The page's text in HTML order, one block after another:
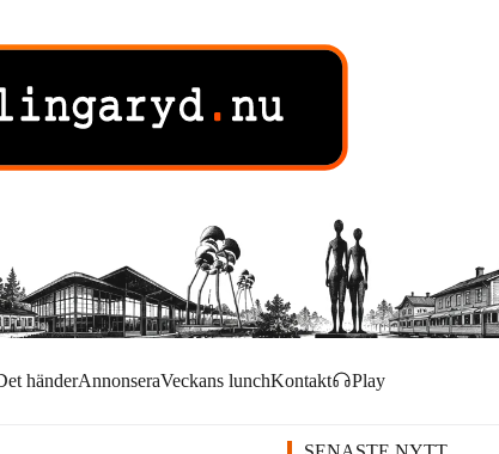
händerAnnonseraVeckans lunchKontakt Play